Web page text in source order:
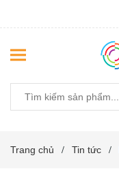
Trang chủ / Tin tức /